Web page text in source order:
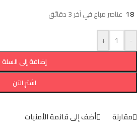
18 عناصر مباع في آخر 3 دقائق
-
+
إضافة إلى السلة
اشترِ الآن
مقارنة أضف إلى قائمة الأمنيات